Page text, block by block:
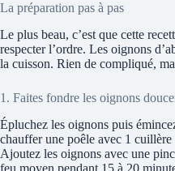
La préparation pas à pas
Le plus beau, c’est que cette
respecter l’ordre. Les oignons
la cuisson. Rien de compliqué,
1. Faites fondre les oignons
Épluchez les oignons puis
chauffer une poêle avec 1 cuillère
Ajoutez les oignons avec une
feu moyen pendant 15 à 20